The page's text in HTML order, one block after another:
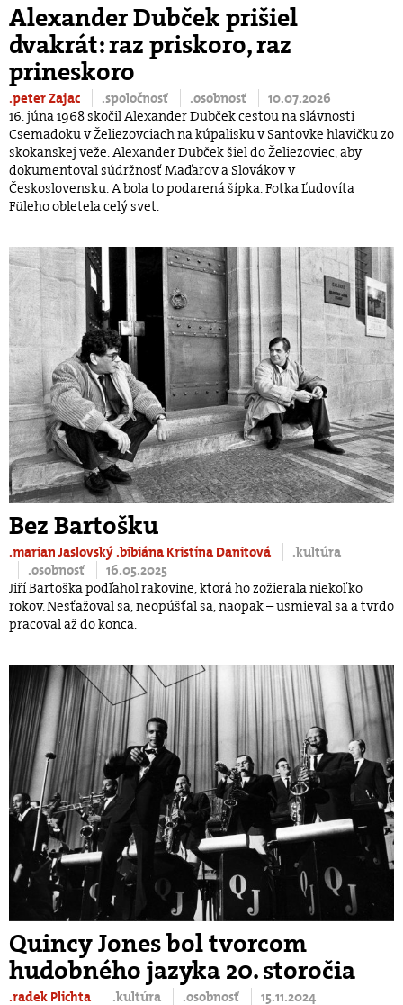
Alexander Dubček prišiel
dvakrát: raz priskoro, raz
prineskoro
.peter Zajac .spoločnosť .osobnosť
10.07.2026
16. júna 1968 skočil Alexander Dubček cestou na slávnosti
Csemadoku v Želiezovciach na kúpalisku v Santovke hlavičku zo
skokanskej veže. Alexander Dubček šiel do Želiezoviec, aby
dokumentoval súdržnosť Maďarov a Slovákov v
Československu. A bola to podarená šípka. Fotka Ľudovíta
Füleho obletela celý svet.
Bez Bartošku
.marian Jaslovský.bibiána Kristína Danitová
.kultúra
.osobnosť
16.05.2025
Jiří Bartoška podľahol rakovine, ktorá ho zožierala niekoľko
rokov. Nesťažoval sa, neopúšťal sa, naopak – usmieval sa a tvrdo
pracoval až do konca.
Quincy Jones bol tvorcom
hudobného jazyka 20. storočia
.radek Plichta .kultúra .osobnosť
15.11.2024